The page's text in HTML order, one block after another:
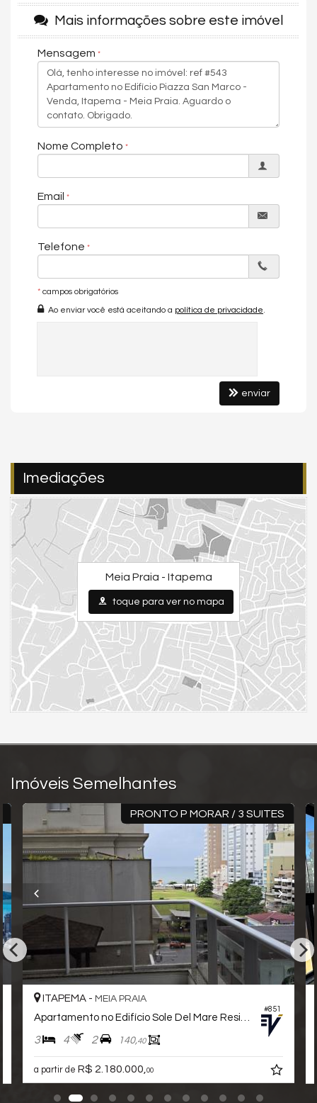
📧 E-mail: elizetevieiraimoveis@gmail.com
📷 Instagram:@elizetevieira01
📺 YouTube:@corretoraelizetevieira
*O Saldo parcelado será corrigido pelo índice mensal do
*Disponibilidade, valores e condições de pagamento
poderão sofrer alterações sem prévio aviso.
#litoralcatarinense #litoralSC #itapemaSC
Mais informações sobre este imóvel
Mensagem
Nome Completo
Email
Telefone
* campos obrigatórios
Ao enviar você está aceitando a política de privacidade.
enviar
Imediações
Meia Praia - Itapema
toque para ver no mapa
Imóveis Semelhantes
PRONTO P MORAR / 3 SUITES
#851
ITAPEMA - MEIA PRAIA
Apartamento no Edifício Sole Del Mare Residenziale
3 4 2 140,40
a partir de R$ 2.180.000,00